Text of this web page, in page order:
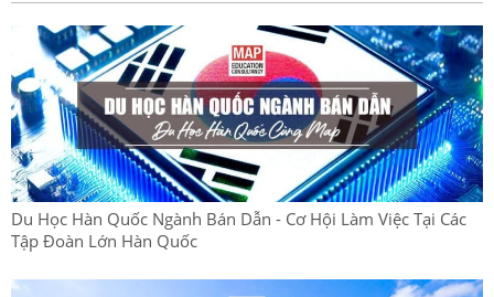
Du Học Hàn Quốc Ngành Bán Dẫn - Cơ Hội Làm Việc Tại Các
Tập Đoàn Lớn Hàn Quốc